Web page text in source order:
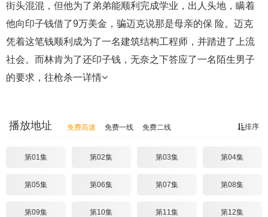
街头混混，但他为了弟弟能顺利完成学业，出人头地，瞒着
他向印子钱借了9万美金，骗迈克说那是母亲的保 险。迈克
凭着这笔钱顺利成为了一名建筑结构工程师，并踏进了上流
社会。而林肯为了还印子钱，无奈之下答应了一名陌生男子
的要求，往枪杀一详情
排序
播放地址 免费高速 免费一线 免费二线
第01集 第02集 第03集 第04集
第05集 第06集 第07集 第08集
第09集 第10集 第11集 第12集